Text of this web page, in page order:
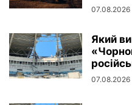
07.08.2026
Який
07.08.2026